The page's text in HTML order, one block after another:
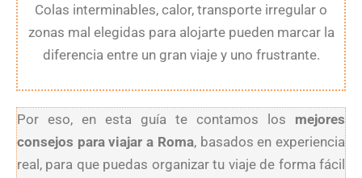
Colas interminables, calor, transporte irregular o
zonas mal elegidas para alojarte pueden marcar la
diferencia entre un gran viaje y uno frustrante.
Por eso, en esta guía te contamos los mejores
consejos para viajar a Roma, basados en experiencia
real, para que puedas organizar tu viaje de forma fácil